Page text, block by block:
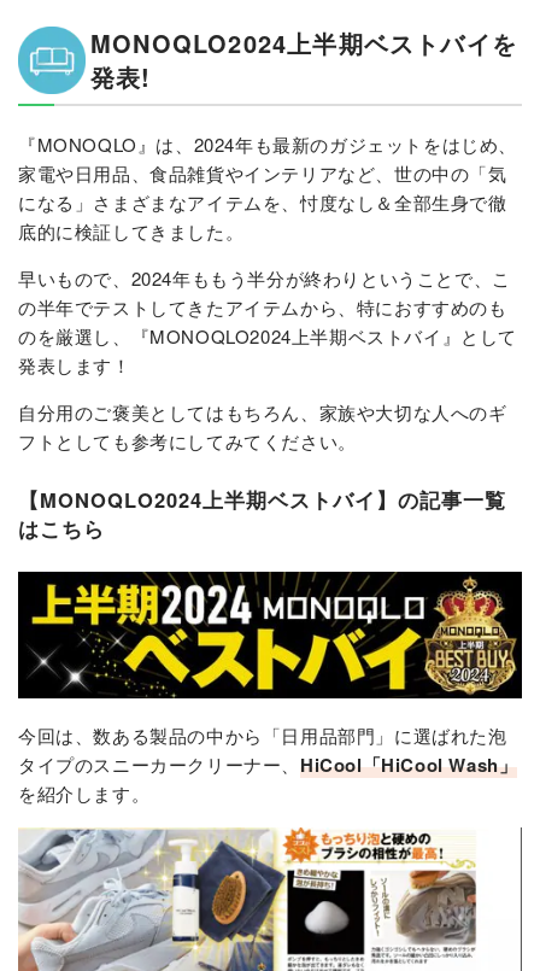
MONOQLO2024上半期ベストバイを
発表!
『MONOQLO』は、2024年も最新のガジェットをはじめ、
家電や日用品、食品雑貨やインテリアなど、世の中の「気
になる」さまざまなアイテムを、忖度なし＆全部生身で徹
底的に検証してきました。
早いもので、2024年ももう半分が終わりということで、こ
の半年でテストしてきたアイテムから、特におすすめのも
のを厳選し、『MONOQLO2024上半期ベストバイ』として
発表します！
自分用のご褒美としてはもちろん、家族や大切な人へのギ
フトとしても参考にしてみてください。
【MONOQLO2024上半期ベストバイ】の記事一覧
はこちら
今回は、数ある製品の中から「日用品部門」に選ばれた泡
タイプのスニーカークリーナー、 HiCool「HiCool Wash」
を紹介します。